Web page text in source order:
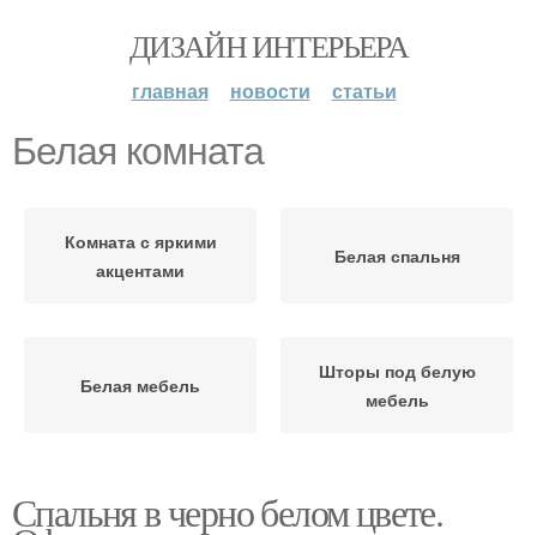
ДИЗАЙН ИНТЕРЬЕРА
главная новости статьи
Белая комната
Комната с яркими
акцентами
Белая спальня
Белая мебель
Шторы под белую
мебель
Спальня в черно белом цвете.